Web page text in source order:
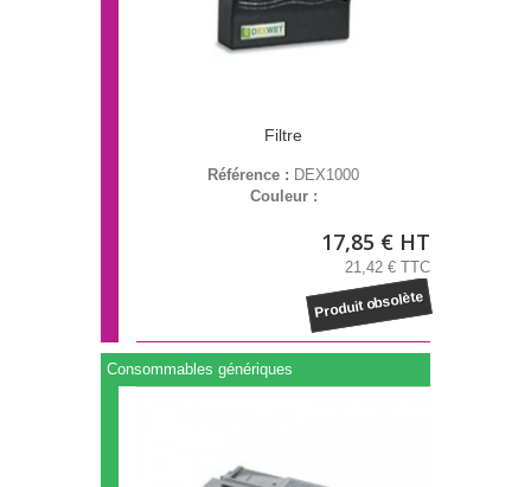
Filtre
Référence : DEX1000
Couleur :
17,85 € HT
21,42 € TTC
Produit obsolète
Consommables génériques